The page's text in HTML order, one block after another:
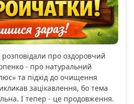
про оздоровчий
- про натуральний
та підхід до очищення
зацікавлення, бо тема
І тепер - це продовження.